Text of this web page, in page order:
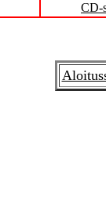
CD-